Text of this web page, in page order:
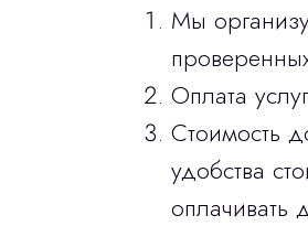
Мы
Оплата
Стоимость
удобства
оплачивать